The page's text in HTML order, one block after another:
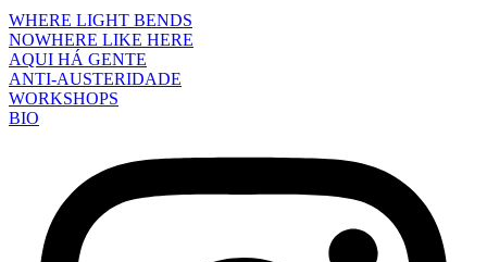
WHERE LIGHT BENDS
NOWHERE LIKE HERE
AQUI HÁ GENTE
ANTI-AUSTERIDADE
WORKSHOPS
BIO